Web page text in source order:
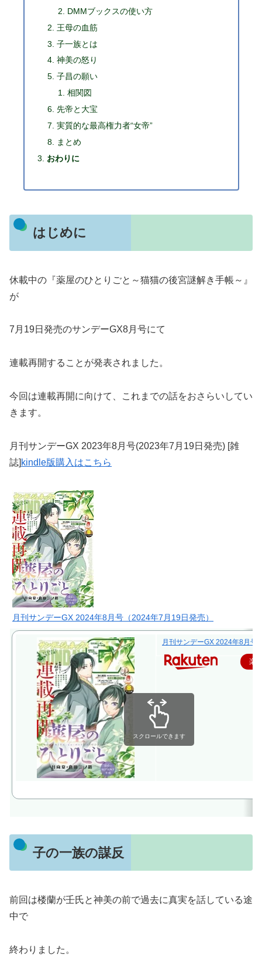
DMMブックスの使い方
王母の血筋
子一族とは
神美の怒り
子昌の願い
相関図
先帝と大宝
実質的な最高権力者“女帝”
まとめ
おわりに
はじめに
休載中の『薬屋のひとりごと～猫猫の後宮謎解き手帳～』
が
7月19日発売のサンデーGX8月号にて
連載再開することが発表されました。
今回は連載再開に向けて、これまでの話をおさらいしてい
きます。
月刊サンデーGX 2023年8月号(2023年7月19日発売) [雑
誌] kindle版購入はこちら
月刊サンデーGX 2024年8月号（2024年7月19日発売）
月刊サンデーGX 2024年8月号
楽
スクロールできます
子の一族の謀反
前回は楼蘭が壬氏と神美の前で過去に真実を話している途
中で
終わりました。